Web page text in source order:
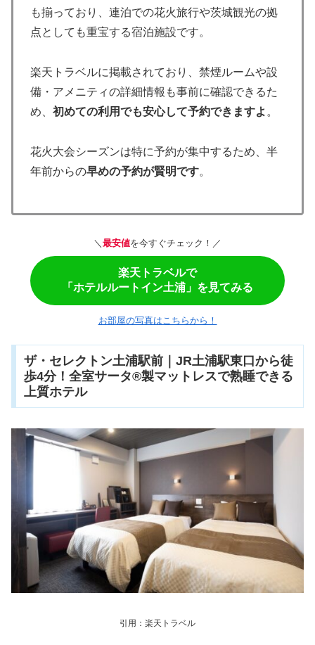
も揃っており、連泊での花火旅行や茨城観光の拠
点としても重宝する宿泊施設です。
楽天トラベルに掲載されており、禁煙ルームや設
備・アメニティの詳細情報も事前に確認できるた
め、 初めての利用でも安心して予約できますよ 。
花火大会シーズンは特に予約が集中するため、半
年前からの早めの予約が賢明です。
＼ 最安値を今すぐチェック！／
楽天トラベルで
「ホテルルートイン土浦」を見てみる
お部屋の写真はこちらから！
ザ・セレクトン土浦駅前｜JR土浦駅東口から徒
歩4分！全室サータ®製マットレスで熟睡できる
上質ホテル
引用：楽天トラベル